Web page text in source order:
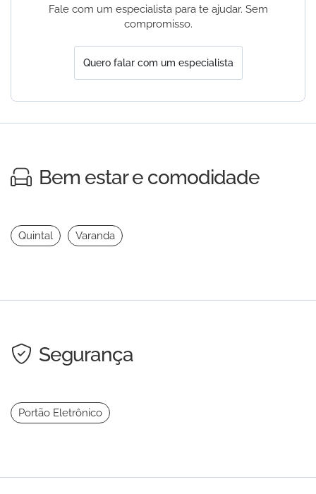
Fale com um especialista para te ajudar. Sem
compromisso.
Quero falar com um especialista
Bem estar e comodidade
Quintal Varanda
Segurança
Portão Eletrônico